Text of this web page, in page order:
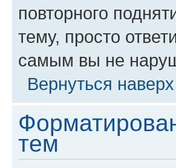
повторного
тему, просто
самым вы не
Вернуться наверх
тем